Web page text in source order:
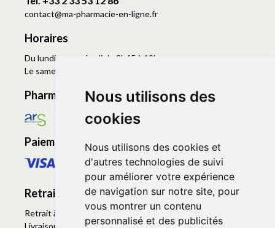
Nous utilisons des
cookies
Nous utilisons des cookies et
d'autres technologies de suivi
pour améliorer votre expérience
de navigation sur notre site, pour
vous montrer un contenu
personnalisé et des publicités
contact@ma-pharmacie-en-ligne.fr
Horaires
Du lundi au vendredi de 8h45 à 19h
Le samedi de 9h à 19h
Pharmacie en ligne agréée
Paiement sécurisé
Retrait - Livraison
Retrait à la pharmacie - Click & Collect